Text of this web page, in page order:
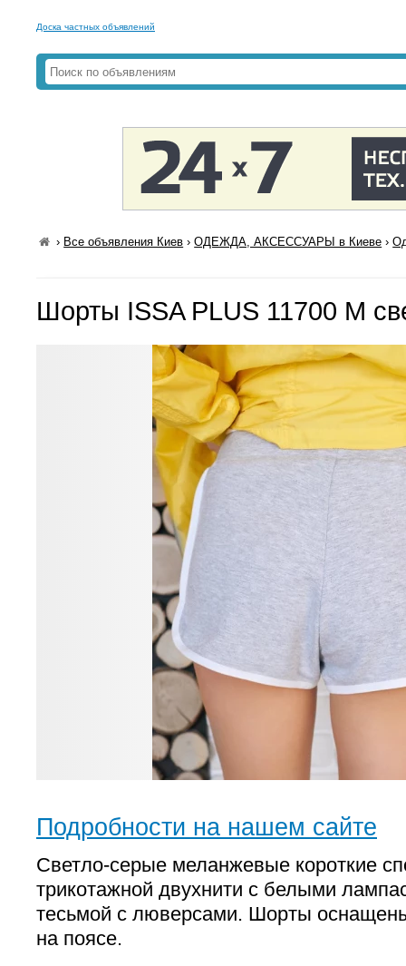
Доска частных объявлений
› Все объявления Киев ›ОДЕЖДА, АКСЕССУАРЫ в Киеве ›
Шорты ISSA PLUS 11700 M
Подробности на нашем сайте
Светло-серые меланжевые короткие
трикотажной двухнити с белыми
тесьмой с люверсами. Шорты
на поясе.